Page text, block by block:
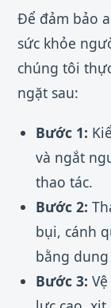
Để đảm bảo
sức khỏe
chúng tôi
ngặt sau:
Bước 1:
và ngắt
thao tác.
Bước 2:
bụi, cánh
bằng
Bước 3: